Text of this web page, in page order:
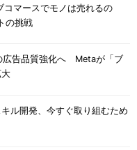
コマースでモノは売れるの
の挑戦
広告品質強化へ Metaが「ブ
ル開発、今すぐ取り組むため